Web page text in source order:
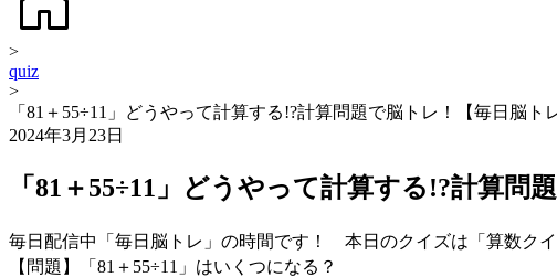
>
quiz
>
「81＋55÷11」どうやって計算する!?計算問題で脳トレ！【毎日脳ト
2024年3月23日
「81＋55÷11」どうやって計算する!?計算問
毎日配信中「毎日脳トレ」の時間です！ 本日のクイズは「算数ク
【問題】「81＋55÷11」はいくつになる？